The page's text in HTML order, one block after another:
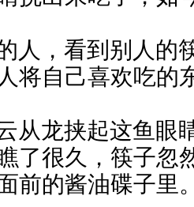
人，看到别人的
将自己喜欢吃的
从龙挟起这鱼眼
了很久，筷子忽
前的酱油碟子里